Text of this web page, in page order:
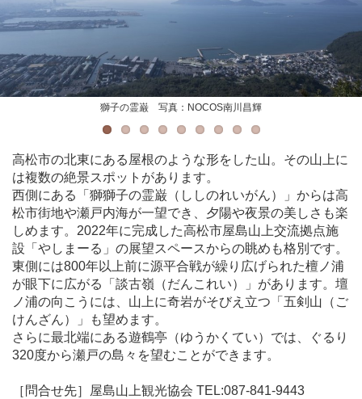
獅子の霊巌 写真：NOCOS南川昌輝
獅子の霊巌 写真：NOCOS南川昌輝
獅子の霊巌 写真：NOCOS南川昌輝
やしまーる 写真：NOCOS南川昌輝
やしまーる 写真：NOCOS南川昌輝
やしまーる 写真：NOCOS南川昌輝
談古嶺 写真：NOCOS南川昌輝
談古嶺 写真：NOCOS南川昌輝
遊鶴亭 写真：NOCOS南川昌輝
高松市の北東にある屋根のような形をした山。その山上に
は複数の絶景スポットがあります。
西側にある「獅獅子の霊巌（ししのれいがん）」からは高
松市街地や瀬戸内海が一望でき、夕陽や夜景の美しさも楽
しめます。2022年に完成した高松市屋島山上交流拠点施
設「やしまーる」の展望スペースからの眺めも格別です。
東側には800年以上前に源平合戦が繰り広げられた檀ノ浦
が眼下に広がる「談古嶺（だんこれい）」があります。壇
ノ浦の向こうには、山上に奇岩がそびえ立つ「五剣山（ご
けんざん）」も望めます。
さらに最北端にある遊鶴亭（ゆうかくてい）では、ぐるり
320度から瀬戸の島々を望むことができます。
［問合せ先］屋島山上観光協会 TEL:087-841-9443